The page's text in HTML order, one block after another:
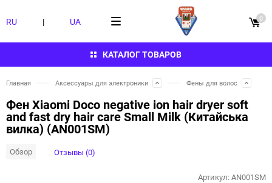
КАТАЛОГ ТОВАРОВ
RU | UA 0
Главная Аксессуары для электроники Фены для волос
Фен Xiaomi Doco negative ion hair dryer soft
and fast dry hair care Small Milk (Китайська
вилка) (AN001SM)
Обзор Отзывы (0)
Артикул:AN001SM